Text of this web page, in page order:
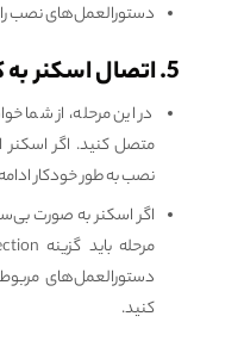
دستورالعمل‌های نصب را
5. اتصال اسکنر به کامپیوتر
در این مرحله، از شما
متصل کنید. اگر اسکنر
نصب به طور خودکار
اگر اسکنر به صورت
کنید.